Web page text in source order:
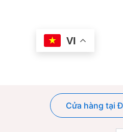
VI
Cửa hàng tại